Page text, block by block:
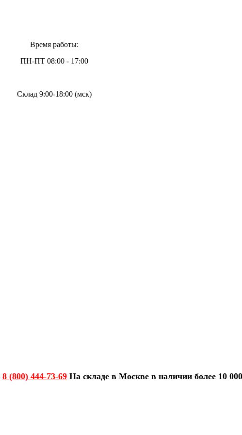
Время работы:
ПН-ПТ 08:00 - 17:00
Склад 9:00-18:00 (мск)
8 (800) 444-73-69 На складе в Москве в наличии более 10